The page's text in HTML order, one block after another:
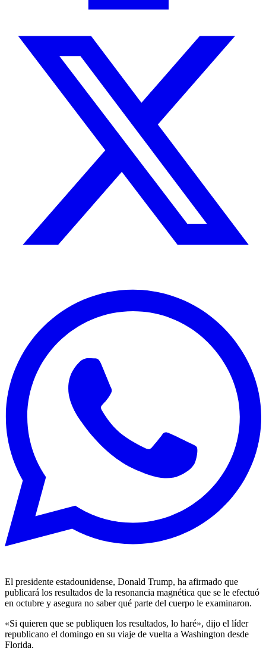
El presidente estadounidense, Donald Trump, ha afirmado que
publicará los resultados de la resonancia magnética que se le efectuó
en octubre y asegura no saber qué parte del cuerpo le examinaron.
«Si quieren que se publiquen los resultados, lo haré», dijo el líder
republicano el domingo en su viaje de vuelta a Washington desde
Florida.